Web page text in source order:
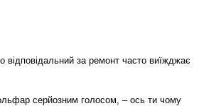
відповідальний за ремонт часто виїжджає
серйозним голосом, – ось ти чому